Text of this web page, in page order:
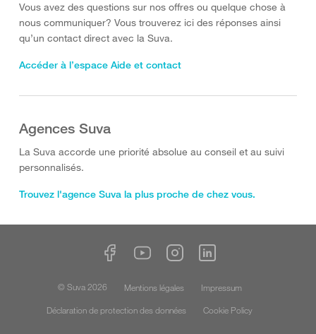
Vous avez des questions sur nos offres ou quelque chose à
nous communiquer? Vous trouverez ici des réponses ainsi
qu’un contact direct avec la Suva.
Accéder à l’espace Aide et contact
Agences Suva
La Suva accorde une priorité absolue au conseil et au suivi
personnalisés.
Trouvez l'agence Suva la plus proche de chez vous.
© Suva 2026 Mentions légales
Impressum
Déclaration de protection des données
Cookie Policy